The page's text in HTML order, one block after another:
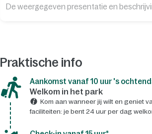
De weergegeven presentatie en
Praktische info
Aankomst vanaf 10 uur 's
Welkom in het park
Kom aan wanneer jij wilt en geniet
faciliteiten: je bent 24 uur per dag